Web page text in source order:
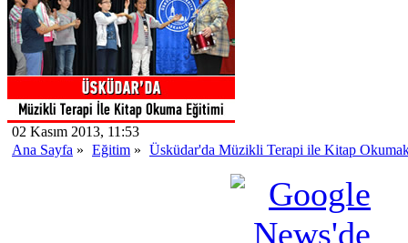
02 Kasım 2013, 11:53
Ana Sayfa » Eğitim » Üsküdar'da Müzikli Terapi ile Kitap